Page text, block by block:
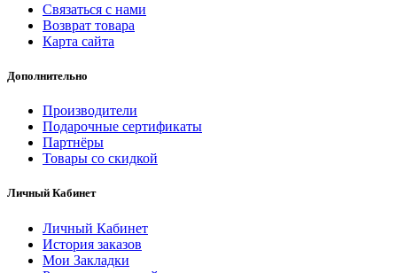
Связаться с нами
Возврат товара
Карта сайта
Дополнительно
Производители
Подарочные сертификаты
Партнёры
Товары со скидкой
Личный Кабинет
Личный Кабинет
История заказов
Мои Закладки